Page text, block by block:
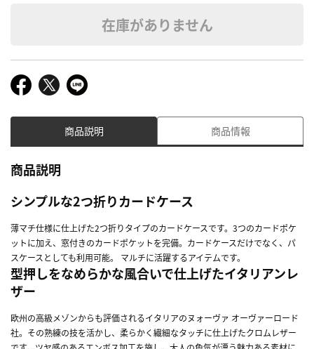
在庫がありません
商品説明 商品情報
商品説明
シンプルな2つ折りカードケース
薄マチ仕様に仕上げた2つ折りタイプのカードケースです。3つのカードポケ
ットに加え、窓付きのカードポケットを完備。カードケースだけでなく、パ
スケースとしても利用可能。 マルチに活躍するアイテムです。
型押しをなめらかな風合いで仕上げたイタリアンレ
ザー
欧州の高級メゾンからも評価されるイタリアのヌォーヴァ オーヴァーロード
社。その熟練の技を活かし、柔らかく繊細なタッチに仕上げたクロムレザー